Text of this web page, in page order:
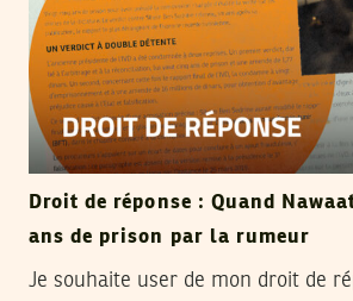
Droit de réponse : Quand
ans de prison par la rumeur
Je souhaite user de mon droit de